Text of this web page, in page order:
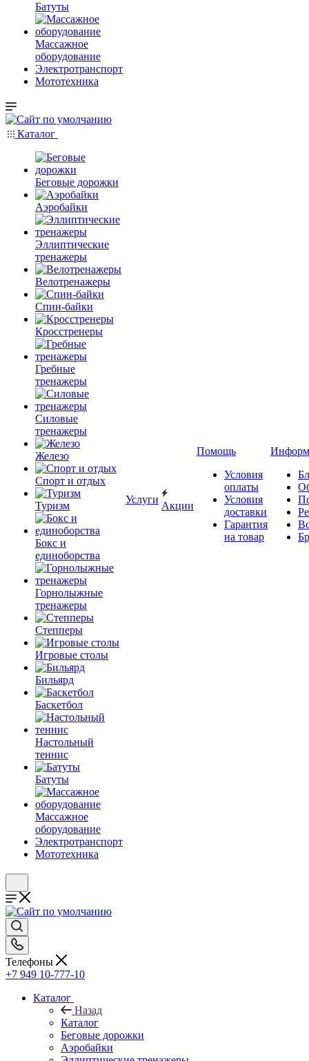
Батуты
Массажное
оборудование
Электротранспорт
Мототехника
Каталог
Беговые дорожки
Аэробайки
Эллиптические
тренажеры
Велотренажеры
Спин-байки
Кросстренеры
Гребные
тренажеры
Силовые
тренажеры
Железо
Спорт и отдых
Туризм
Бокс и
единоборства
Горнолыжные
тренажеры
Степперы
Игровые столы
Бильярд
Баскетбол
Настольный
теннис
Батуты
Массажное
оборудование
Электротранспорт
Мототехника
Услуги
Акции
Помощь
Условия
оплаты
Условия
доставки
Гарантия
на товар
Телефоны
+7 949 10-777-10
Каталог
Назад
Каталог
Беговые дорожки
Аэробайки